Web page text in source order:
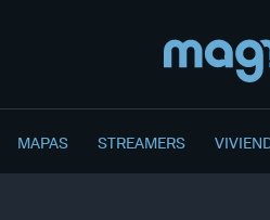
MAPAS STREAMERS